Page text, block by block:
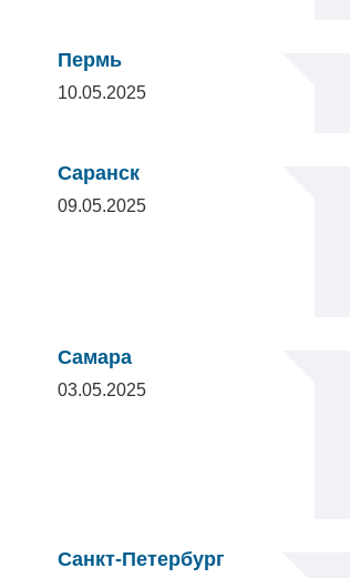
Пермь
10.05.2025
Саранск
09.05.2025
Самара
03.05.2025
Санкт-Петербург